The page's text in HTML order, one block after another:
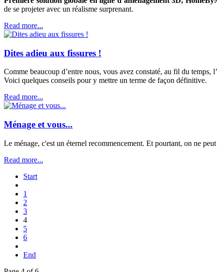
de se projeter avec un réalisme surprenant.
Read more...
Dites adieu aux fissures !
Comme beaucoup d’entre nous, vous avez constaté, au fil du temps,
Voici quelques conseils pour y mettre un terme de façon définitive.
Read more...
Ménage et vous...
Le ménage, c'est un éternel recommencement. Et pourtant, on ne
Read more...
Start
1
2
3
4
5
6
End